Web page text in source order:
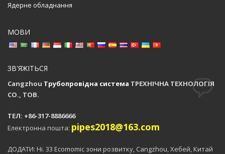
Ядерне обладнання
МОВИ
ЗВ'ЯЖІТЬСЯ
Cangzhou Трубопровідна система ТРЕХНІЧНА ТЕХНОЛОГІЯ
CO., ТОВ.
ТЕЛ: +86-317-8886666
Електронна пошта: pipes2018@163.com
ДОДАТИ: Ні. 33 Ecomomic зони розвитку, Cangzhou, Хебей, Китай